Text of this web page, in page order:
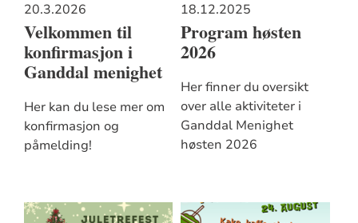
20.3.2026
Velkommen til
konfirmasjon i
Ganddal menighet
Her kan du lese mer om
konfirmasjon og
påmelding!
18.12.2025
Program høsten
2026
Her finner du oversikt
over alle aktiviteter i
Ganddal Menighet
høsten 2026